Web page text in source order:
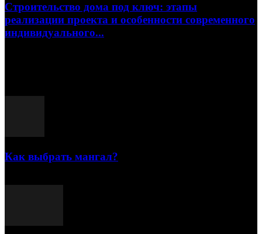
Строительство дома под ключ: этапы
реализации проекта и особенности современного
индивидуального...
Как выбрать мангал?